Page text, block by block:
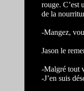
rouge. C’est
de la
-Mangez,
Jason le
-Malgré tout
-J’en suis